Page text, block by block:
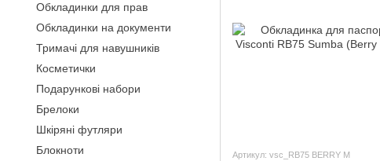
Артикул: vsc_RB75 BERRY M
Обкладинки для прав
Обкладинки на документи
Тримачі для навушників
Косметички
Подарункові набори
Брелоки
Шкіряні футляри
Блокноти